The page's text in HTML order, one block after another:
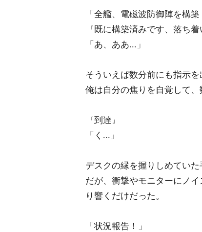
「全艦、電磁波防御陣を構築
『既に構築済みです、落ち
「あ、ああ...」
そういえば数分前にも指示を
俺は自分の焦りを自覚して、
『到達』
「く...」
デスクの縁を握りしめていた
だが、衝撃やモニターにノ
り響くだけだった。
「状況報告！」